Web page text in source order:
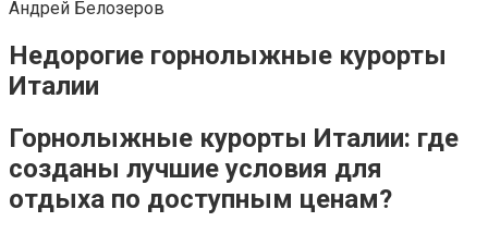
Андрей Белозеров
Недорогие горнолыжные курорты
Италии
Горнолыжные курорты Италии: где
созданы лучшие условия для
отдыха по доступным ценам?